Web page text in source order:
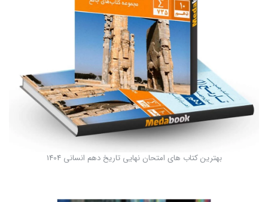
بهترین کتاب های امتحان نهایی تاریخ دهم انسانی 1404